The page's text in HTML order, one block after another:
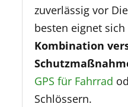
zuverlässig vor
besten eignet
Kombination
GPS für Fahrrad
Schlössern.